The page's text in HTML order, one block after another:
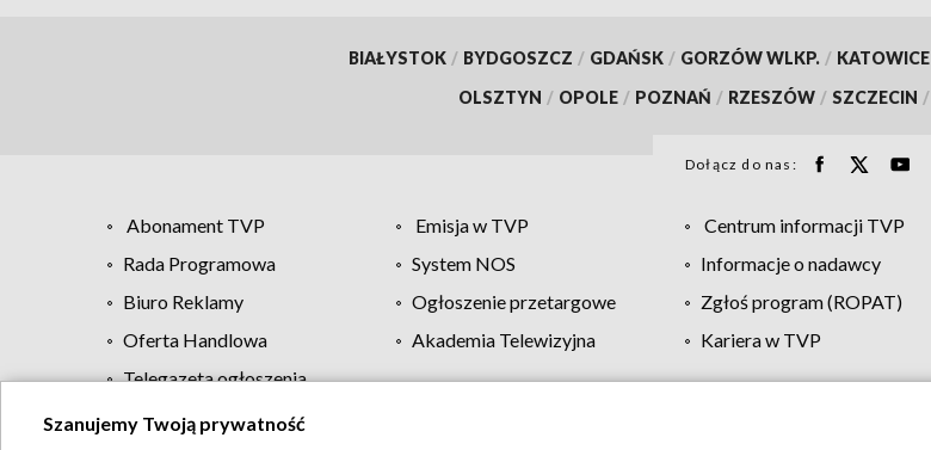
BIAŁYSTOK / BYDGOSZCZ / GDAŃSK / GORZÓW WLKP. / KATOWICE
OLSZTYN / OPOLE / POZNAŃ / RZESZÓW / SZCZECIN /
Dołącz do nas:
Abonament TVP Emisja w TVP Centrum informacji TVP
Rada Programowa
System NOS Informacje o nadawcy
Biuro Reklamy
Ogłoszenie przetargowe Zgłoś program (ROPAT)
Oferta Handlowa
Akademia Telewizyjna Kariera w TVP
Telegazeta ogłoszenia
Szanujemy Twoją prywatność